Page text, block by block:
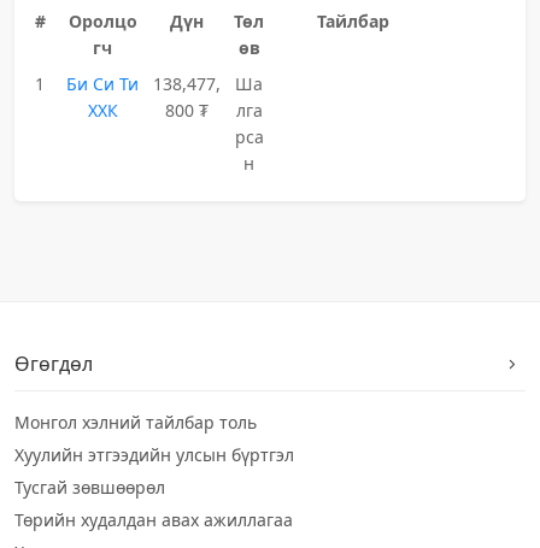
#
Оролцо
гч
Дүн
Төл
өв
Тайлбар
1
Би Си Ти
ХХК
138,477,
800 ₮
Ша
лга
рса
н
Өгөгдөл
Монгол хэлний тайлбар толь
Хуулийн этгээдийн улсын бүртгэл
Тусгай зөвшөөрөл
Төрийн худалдан авах ажиллагаа